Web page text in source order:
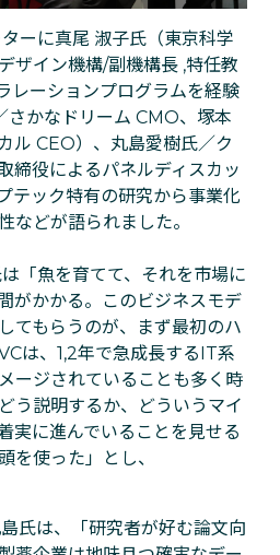
ーに真尾 淑子氏（東京科学
ザイン機構/副機構長 ,特任教
レーションプログラムを経験
さかなドリーム CMO、 塚本
ル CEO） 、 丸島愛樹氏／ク
締役によるパネルディスカッ
テック特有の研究から事業化
などが語られました。
「魚を育てて、それを市場に
がかかる。このビジネスモデ
てもらうのが、まず最初のハ
は、1,2年で急成長するIT系
ージされていることも多く時
う説明するか、どういうマイ
実に進んでいることを見せる
を使った」とし、
氏は、「研究者が好む論文向